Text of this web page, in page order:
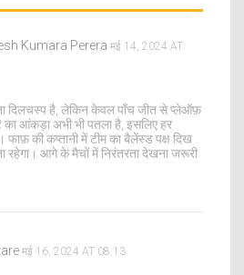
Kumara Perera मई 14, 2024 AT
दिलचस्प है, लेकिन केवल पाँच जीत से प्लेऑफ़
का आंकड़ा अभी भी पतला है, इसलिए हर
फाफ़ की कप्तानी में टीम का बैलेंस्ड पक्ष दिख
रहेगा। आगे के मैचों में निरंतरता देखना जरूरी
मई 16, 2024 AT 08:13